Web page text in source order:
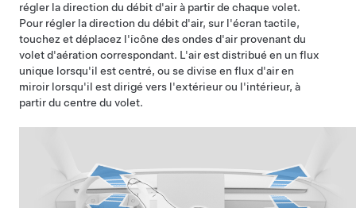
régler la direction du débit d'air à partir de chaque volet.
Pour régler la direction du débit d'air, sur l'écran tactile,
touchez et déplacez l'icône des ondes d'air provenant du
volet d'aération correspondant. L'air est distribué en un flux
unique lorsqu'il est centré, ou se divise en flux d'air en
miroir lorsqu'il est dirigé vers l'extérieur ou l'intérieur, à
partir du centre du volet.